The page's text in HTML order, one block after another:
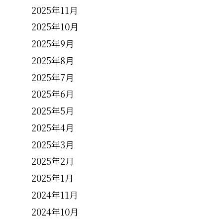
2025年11月
2025年10月
2025年9月
2025年8月
2025年7月
2025年6月
2025年5月
2025年4月
2025年3月
2025年2月
2025年1月
2024年11月
2024年10月